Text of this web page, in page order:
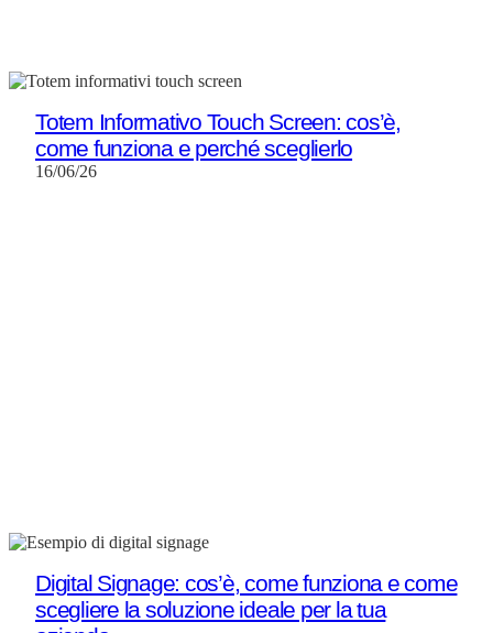
Totem Informativo Touch Screen: cos’è,
come funziona e perché sceglierlo
16/06/26
Digital Signage: cos’è, come funziona e come
scegliere la soluzione ideale per la tua